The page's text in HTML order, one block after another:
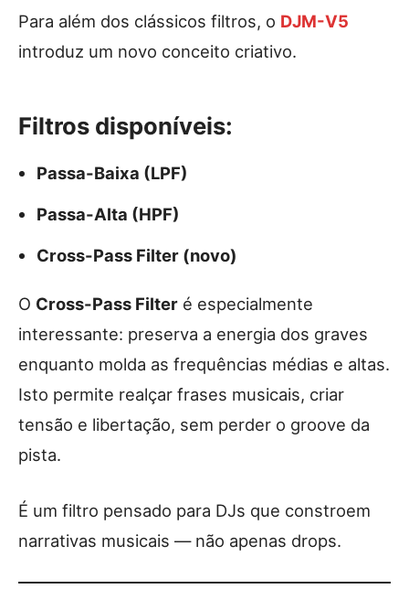
Para além dos clássicos filtros, o DJM-V5
introduz um novo conceito criativo.
Filtros disponíveis:
Passa-Baixa (LPF)
Passa-Alta (HPF)
Cross-Pass Filter (novo)
O Cross-Pass Filter é especialmente
interessante: preserva a energia dos graves
enquanto molda as frequências médias e altas.
Isto permite realçar frases musicais, criar
tensão e libertação, sem perder o groove da
pista.
É um filtro pensado para DJs que constroem
narrativas musicais — não apenas drops.